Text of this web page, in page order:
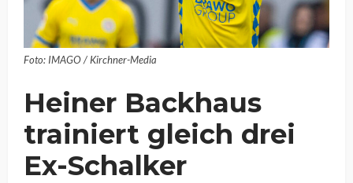
Foto: IMAGO / Kirchner-Media
Heiner Backhaus
trainiert gleich drei
Ex-Schalker